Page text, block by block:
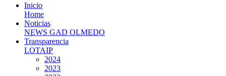
Inicio
Home
Noticias
NEWS GAD OLMEDO
Transparencia
LOTAIP
2024
2023